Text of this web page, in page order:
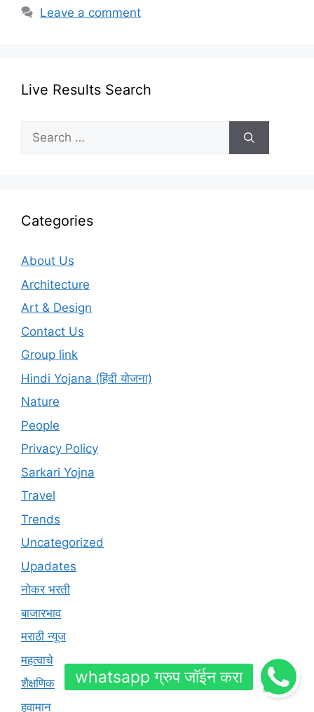
Leave a comment
Live Results Search
Search
for:
Categories
About Us
Architecture
Art & Design
Contact Us
Group link
Hindi Yojana (हिंदी योजना)
Nature
People
Privacy Policy
Sarkari Yojna
Travel
Trends
Uncategorized
Upadates
नोकर भरती
बाजारभाव
मराठी न्यूज
महत्वाचे
शैक्षणिक
हवामान